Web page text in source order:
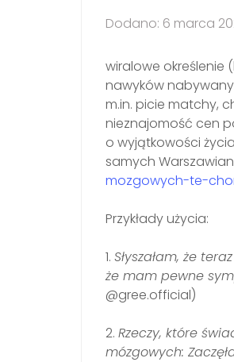
Dodano: 6 marca
wiralowe określenie
nawyków
m.in. picie matchy,
nieznajomość cen
o wyjątkowości
samych Warszawian
mozgowych-te-
Przykłady użycia:
1. Słyszałam, że
że mam pewne
@gree.official)
2. Rzeczy, które
mózgowych: